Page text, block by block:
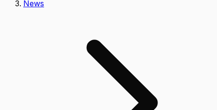
News